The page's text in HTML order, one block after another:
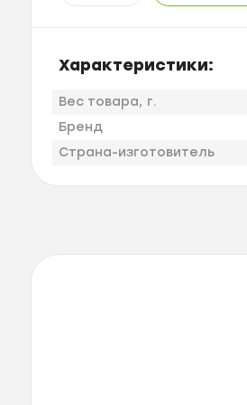
Характеристики:
Вес товара, г.
Бренд
Страна-изготовитель